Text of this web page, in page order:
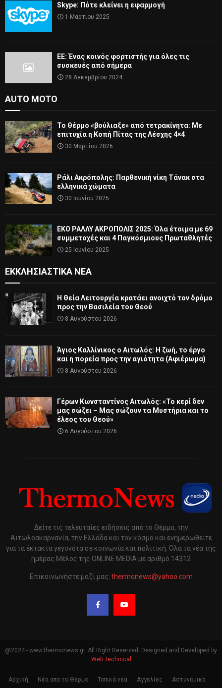
Skype: Πότε κλείνει η εφαρμογή
1 Μαρτίου 2025
ΕΕ: Ένας κοινός φορτιστής για όλες τις
συσκευές από σήμερα
28 Δεκεμβρίου 2024
AUTO MOTO
Το Θέρμο «βούλιαξε» από τετρακίνητα: Με
επιτυχία η Κοπή Πίτας της Λέσχης 4×4
30 Μαρτίου 2026
Ράλι Ακρόπολης: Παρθενική νίκη Τάνακ στα
ελληνικά χώματα
30 Ιουνίου 2025
ΕΚΟ ΡΑΛΛΥ ΑΚΡΟΠΟΛΙΣ 2025: Όλα έτοιμα με 69
συμμετοχές και 4 Παγκόσμιους Πρωταθλητές
25 Ιουνίου 2025
ΕΚΚΛΗΣΙΑΣΤΙΚΆ ΝΈΑ
Η Θεία Λειτουργία κρατάει ανοιχτό τον δρόμο
προς την Βασιλεία του Θεού
8 Αυγούστου 2026
Άγιος Καλλίνικος ο Αιτωλός: Η ζωή, το έργο
και η πορεία προς την αγιότητα (Αφιέρωμα)
8 Αυγούστου 2026
Γέρων Κωνσταντίνος Αιτωλός: «Το κερί δεν
μας σώζει – Μας σώζουν τα Μυστήρια και το
έλεος του Θεού»
6 Αυγούστου 2026
Δείτε τις τελευταίες ειδήσεις από το Θέρμο, την
Αιτωλοακαρνανία, την Ελλάδα και τον κόσμο και ενημερωθείτε
για τα έκτακτα γεγονότα σε κοινωνία και πολιτική. Όλα τα νέα της
ημέρας Μέλος της ONLINE MEDIA με αριθμό 14312
Επικοινωνήστε μαζί μας: thermonews@yahoo.com
@2024 - www.thermonews.gr. All Right Reserved. Designed and Developed by
Web Technical
Αρχική Νέα απο το Θέρμο Τοπικά νέα Αγγελίες Αστυνομικά